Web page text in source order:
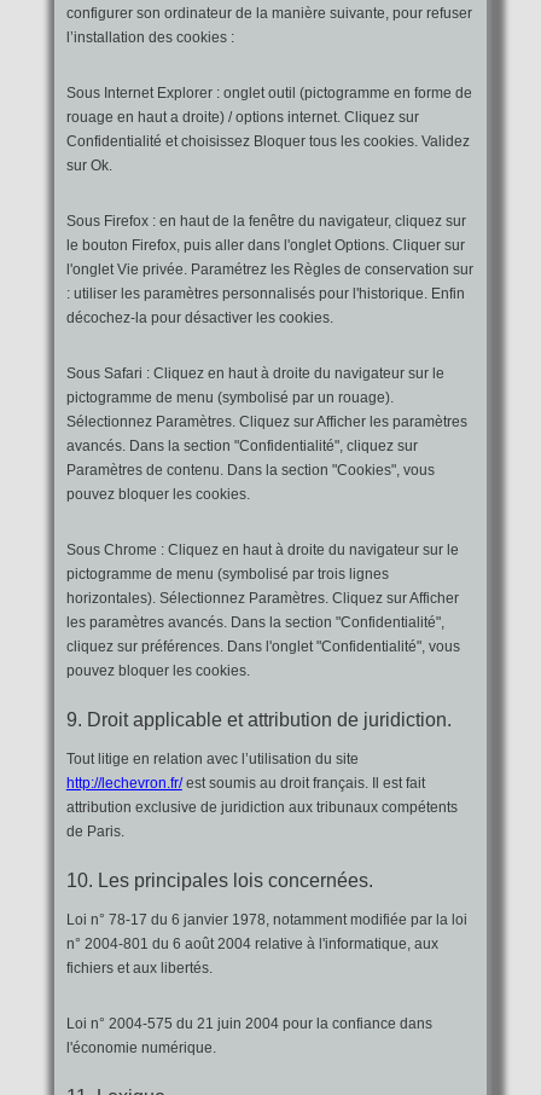
configurer son ordinateur de la manière suivante, pour refuser
l’installation des cookies :
Sous Internet Explorer : onglet outil (pictogramme en forme de
rouage en haut a droite) / options internet. Cliquez sur
Confidentialité et choisissez Bloquer tous les cookies. Validez
sur Ok.
Sous Firefox : en haut de la fenêtre du navigateur, cliquez sur
le bouton Firefox, puis aller dans l'onglet Options. Cliquer sur
l'onglet Vie privée. Paramétrez les Règles de conservation sur
: utiliser les paramètres personnalisés pour l'historique. Enfin
décochez-la pour désactiver les cookies.
Sous Safari : Cliquez en haut à droite du navigateur sur le
pictogramme de menu (symbolisé par un rouage).
Sélectionnez Paramètres. Cliquez sur Afficher les paramètres
avancés. Dans la section "Confidentialité", cliquez sur
Paramètres de contenu. Dans la section "Cookies", vous
pouvez bloquer les cookies.
Sous Chrome : Cliquez en haut à droite du navigateur sur le
pictogramme de menu (symbolisé par trois lignes
horizontales). Sélectionnez Paramètres. Cliquez sur Afficher
les paramètres avancés. Dans la section "Confidentialité",
cliquez sur préférences. Dans l'onglet "Confidentialité", vous
pouvez bloquer les cookies.
9. Droit applicable et attribution de juridiction.
Tout litige en relation avec l’utilisation du site
http://lechevron.fr/est soumis au droit français. Il est fait
attribution exclusive de juridiction aux tribunaux compétents
de Paris.
10. Les principales lois concernées.
Loi n° 78-17 du 6 janvier 1978, notamment modifiée par la loi
n° 2004-801 du 6 août 2004 relative à l'informatique, aux
fichiers et aux libertés.
Loi n° 2004-575 du 21 juin 2004 pour la confiance dans
l'économie numérique.